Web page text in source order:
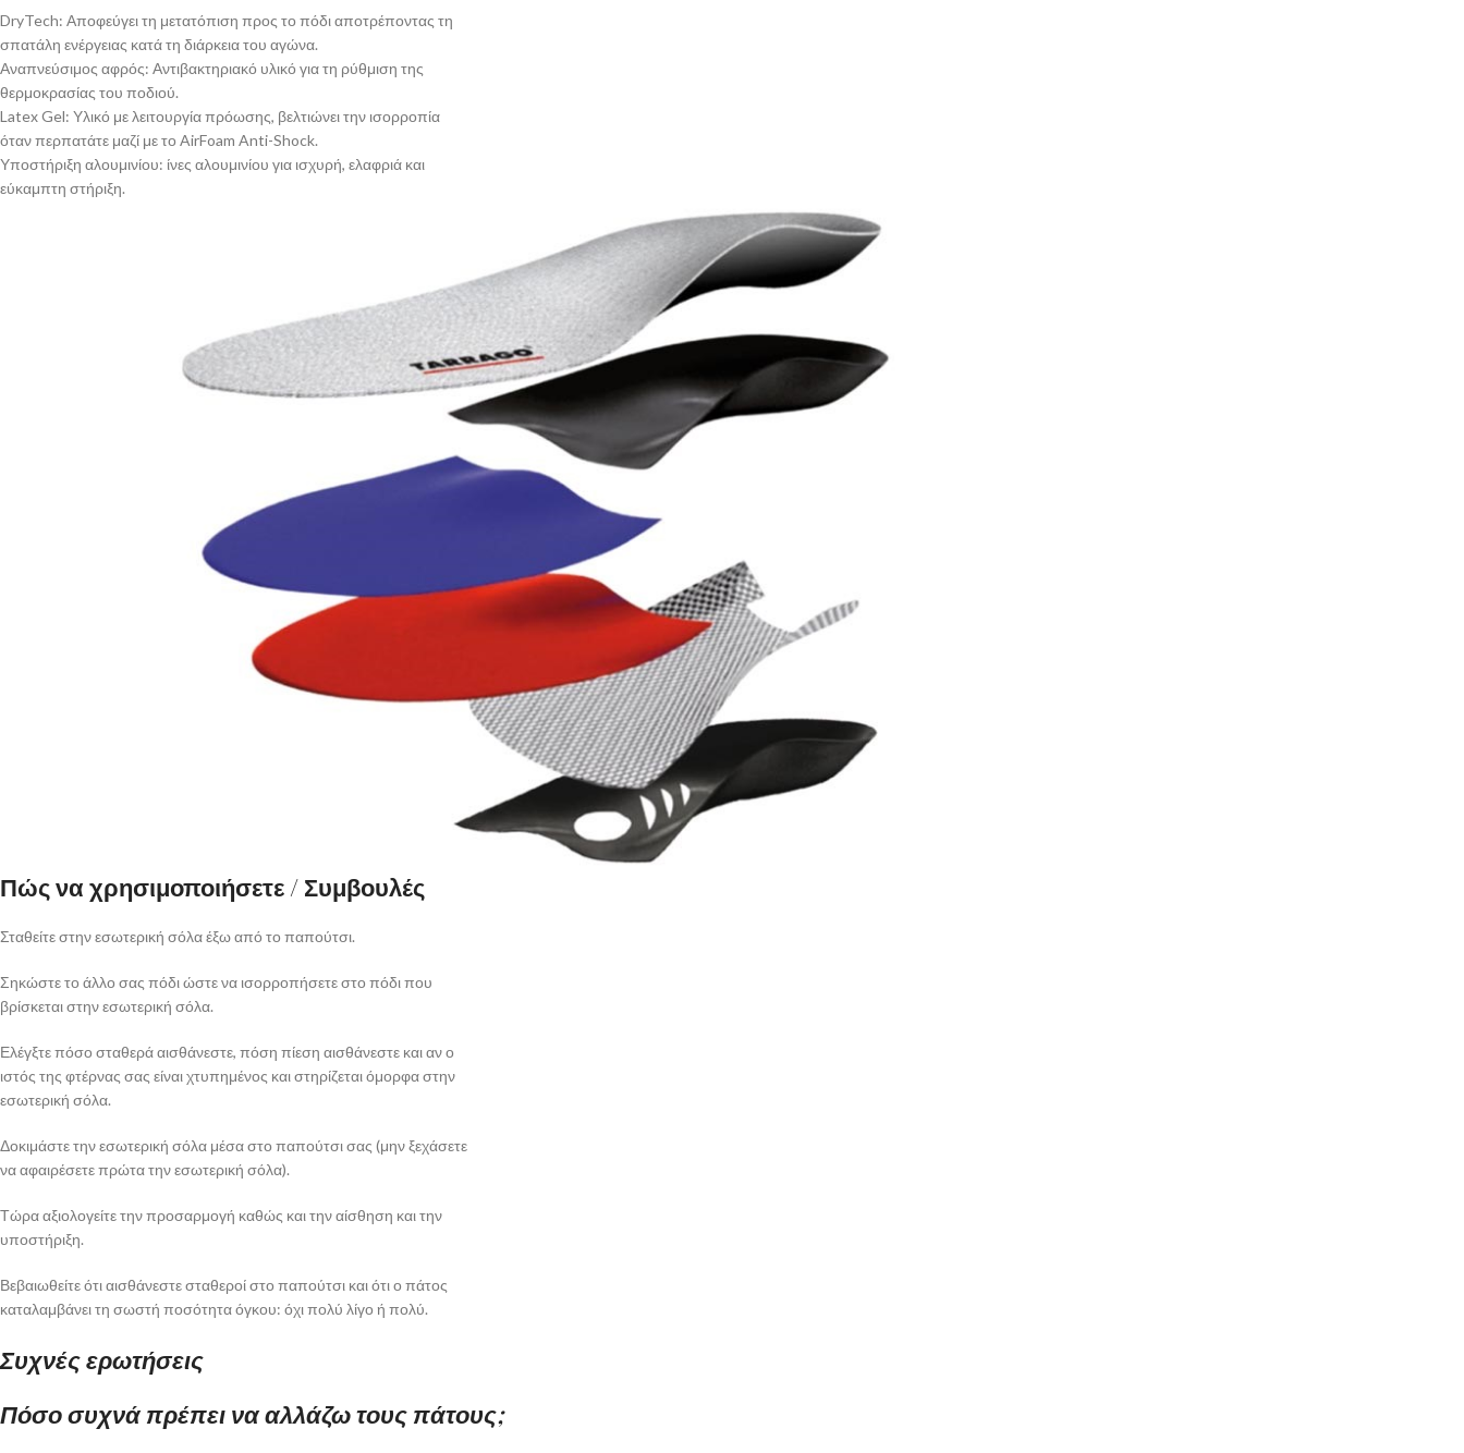
DryTech: Αποφεύγει τη μετατόπιση προς το πόδι αποτρέποντας τη
σπατάλη ενέργειας κατά τη διάρκεια του αγώνα.
Αναπνεύσιμος αφρός: Αντιβακτηριακό υλικό για τη ρύθμιση της
θερμοκρασίας του ποδιού.
Latex Gel: Υλικό με λειτουργία πρόωσης, βελτιώνει την ισορροπία
όταν περπατάτε μαζί με το AirFoam Anti-Shock.
Υποστήριξη αλουμινίου: ίνες αλουμινίου για ισχυρή, ελαφριά και
εύκαμπτη στήριξη.
Πώς να χρησιμοποιήσετε / Συμβουλές
Σταθείτε στην εσωτερική σόλα έξω από το παπούτσι.
Σηκώστε το άλλο σας πόδι ώστε να ισορροπήσετε στο πόδι που
βρίσκεται στην εσωτερική σόλα.
Ελέγξτε πόσο σταθερά αισθάνεστε, πόση πίεση αισθάνεστε και αν ο
ιστός της φτέρνας σας είναι χτυπημένος και στηρίζεται όμορφα στην
εσωτερική σόλα.
Δοκιμάστε την εσωτερική σόλα μέσα στο παπούτσι σας (μην ξεχάσετε
να αφαιρέσετε πρώτα την εσωτερική σόλα).
Τώρα αξιολογείτε την προσαρμογή καθώς και την αίσθηση και την
υποστήριξη.
Βεβαιωθείτε ότι αισθάνεστε σταθεροί στο παπούτσι και ότι ο πάτος
καταλαμβάνει τη σωστή ποσότητα όγκου: όχι πολύ λίγο ή πολύ.
Συχνές ερωτήσεις
Πόσο συχνά πρέπει να αλλάζω τους πάτους;